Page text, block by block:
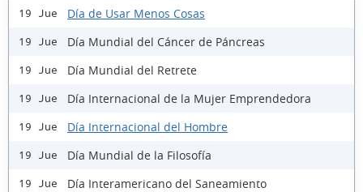
19 Jue Día de Usar Menos Cosas
19 Jue Día Mundial del Cáncer de Páncreas
19 Jue Día Mundial del Retrete
19 Jue Día Internacional de la Mujer Emprendedora
19 Jue Día Internacional del Hombre
19 Jue Día Mundial de la Filosofía
19 Jue Día Interamericano del Saneamiento